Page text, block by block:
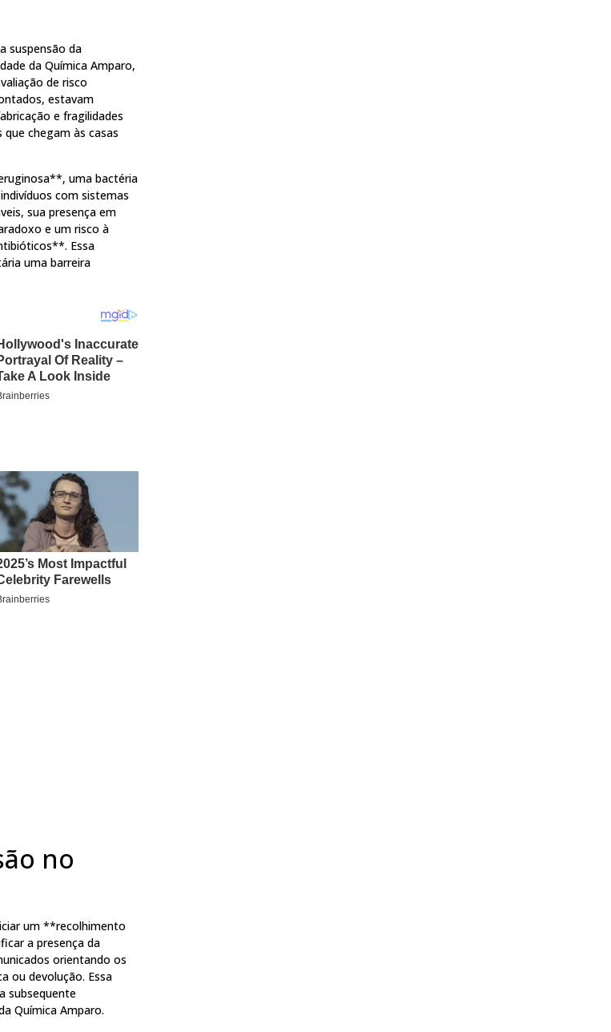
suspensão da
da Química Amparo,
de risco
estavam
e fragilidades
chegam às casas
uma bactéria
com sistemas
sua presença em
e um risco à
Essa
uma barreira
no
um **recolhimento
a presença da
orientando os
ou devolução. Essa
subsequente
Química Amparo.